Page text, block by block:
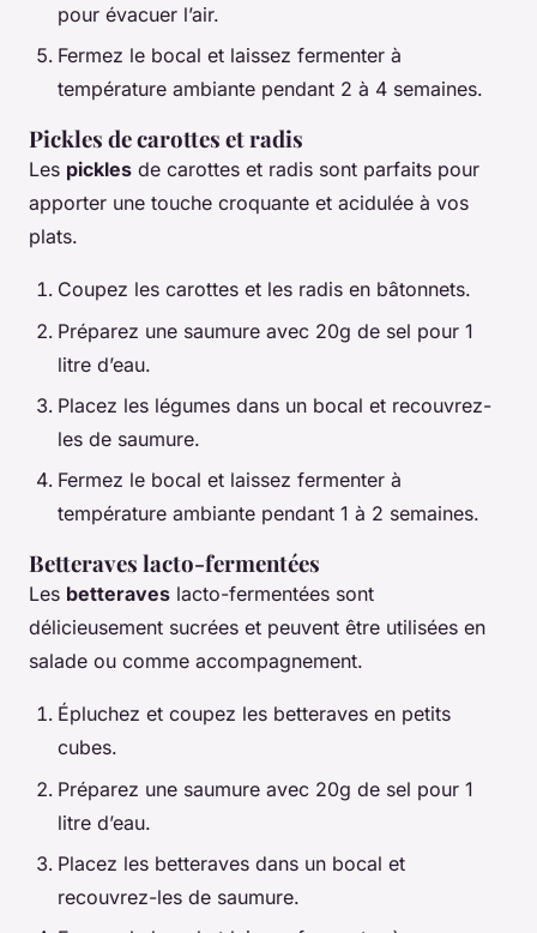
pour évacuer l’air.
Fermez le bocal et laissez fermenter à
température ambiante pendant 2 à 4 semaines.
Pickles de carottes et radis
Les pickles de carottes et radis sont parfaits pour
apporter une touche croquante et acidulée à vos
plats.
Coupez les carottes et les radis en bâtonnets.
Préparez une saumure avec 20g de sel pour 1
litre d’eau.
Placez les légumes dans un bocal et recouvrez-
les de saumure.
Fermez le bocal et laissez fermenter à
température ambiante pendant 1 à 2 semaines.
Betteraves lacto-fermentées
Les betteraves lacto-fermentées sont
délicieusement sucrées et peuvent être utilisées en
salade ou comme accompagnement.
Épluchez et coupez les betteraves en petits
cubes.
Préparez une saumure avec 20g de sel pour 1
litre d’eau.
Placez les betteraves dans un bocal et
recouvrez-les de saumure.